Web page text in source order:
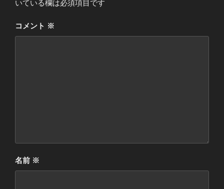
いている欄は必須項目です
コメント ※
名前 ※